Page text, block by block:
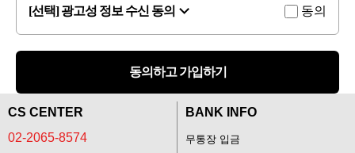
[선택] 광고성 정보 수신 동의 동의
동의하고 가입하기
CS CENTER
02-2065-8574
BANK INFO
무통장 입금